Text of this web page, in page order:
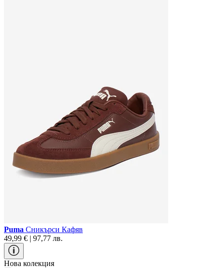
Puma Сникърси Кафяв
49,99 € | 97,77 лв.
Нова колекция